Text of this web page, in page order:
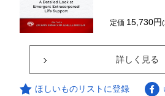
定価 15,730円
詳しく見る
ほしいものリストに登録